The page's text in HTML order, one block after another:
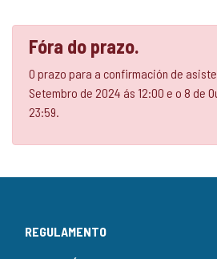
Fóra do prazo.
O prazo para a confirmación de
Setembro de 2024 ás 12:00 e o 8 de
23:59.
REGULAMENTO